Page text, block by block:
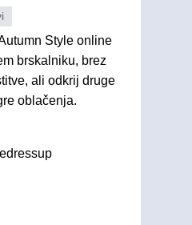
Style online
brskalniku, brez
ali odkrij druge
oblačenja.